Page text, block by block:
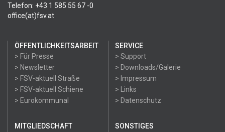
Telefon: +43 1 585 55 67 -0
office(at)fsv.at
ÖFFENTLICHKEITSARBEIT
> Für Presse
> Newsletter
> FSV-aktuell Straße
> FSV-aktuell Schiene
> Eurokommunal
SERVICE
> Support
> Downloads/Galerie
> Impressum
> Links
> Datenschutz
MITGLIEDSCHAFT SONSTIGES